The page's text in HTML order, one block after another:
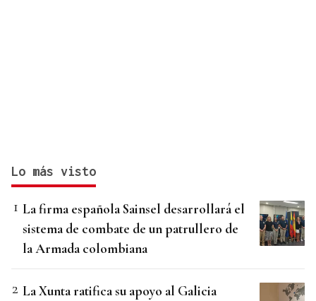
Lo más visto
La firma española Sainsel desarrollará el
sistema de combate de un patrullero de
la Armada colombiana
La Xunta ratifica su apoyo al Galicia